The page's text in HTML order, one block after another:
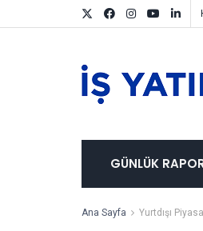
GÜNLÜK
Ana Sayfa Yurtdışı